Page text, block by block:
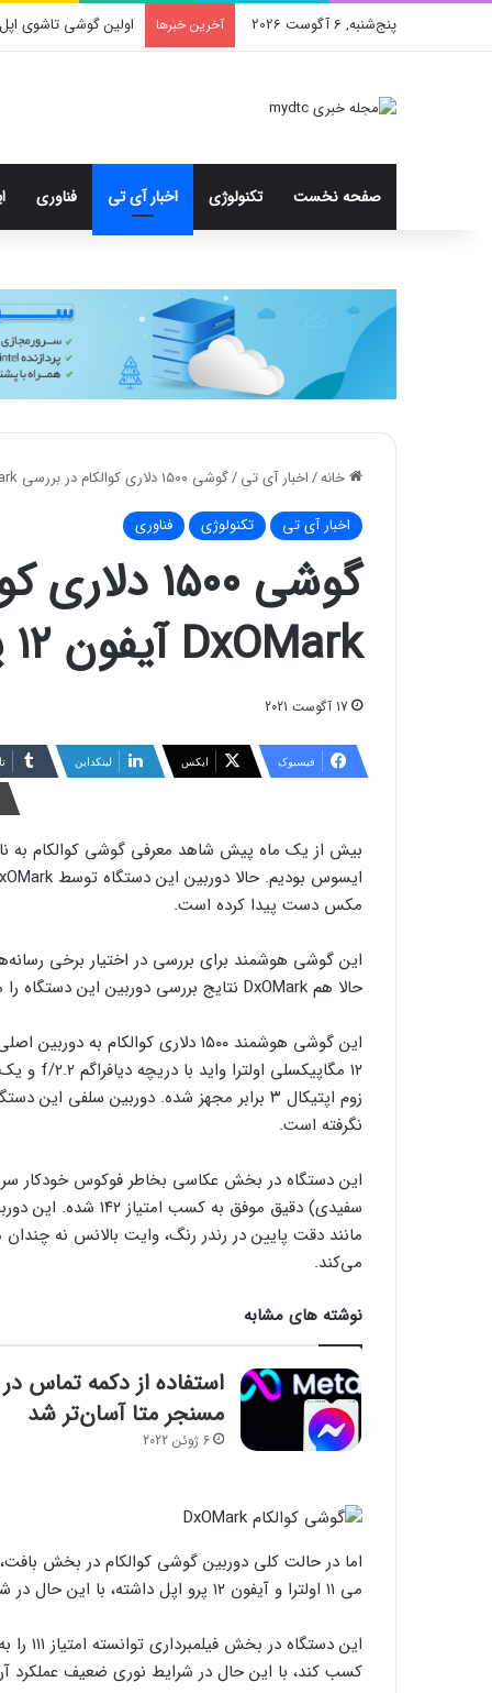
پنج‌شنبه, 6 آگوست 2026 آخرین خبرها اولین گوشی تاشوی
صفحه نخست تکنولوژی اخبار آی تی فناوری
خانه/اخبار آی تی/گوشی ۱۵۰۰ دلاری کوالکام در بررسی DxOMark آیفون ۱۲ پرو مکس را شکست داد
اخبار آی تی تکنولوژی فناوری
گوشی ۱۵۰۰
DxOMark آیفون ۱۲ پرو مکس را شکست داد
17 آگوست 2021
فیسبوک ایکس لینکداین
مکس دست پیدا کرده است.
این گوشی هوشمند برای بررسی در اختیار برخی
حالا هم DxOMark نتایج بررسی دوربین این دستگاه را منتشر کرده و به آن امتیاز کلی ۱۳۳ داده است.
نگرفته است.
این دستگاه در بخش عکاسی بخاطر فوکوس خودکار سریع
مانند دقت پایین در رندر رنگ، وایت بالانس نه
می‌کند.
نوشته های مشابه
استفاده از دکمه تماس در
مسنجر متا آسان‌تر شد
6 ژوئن 2022
اما در حالت کلی دوربین گوشی کوالکام در بخش
می ۱۱ اولترا و آیفون ۱۲ پرو اپل داشته، با این حال در شرایط نوری ضعیف با کاهش جزئیات روبه‌رو هستیم.
این
کسب کند، با این حال در شرایط نوری ضعیف عملکرد